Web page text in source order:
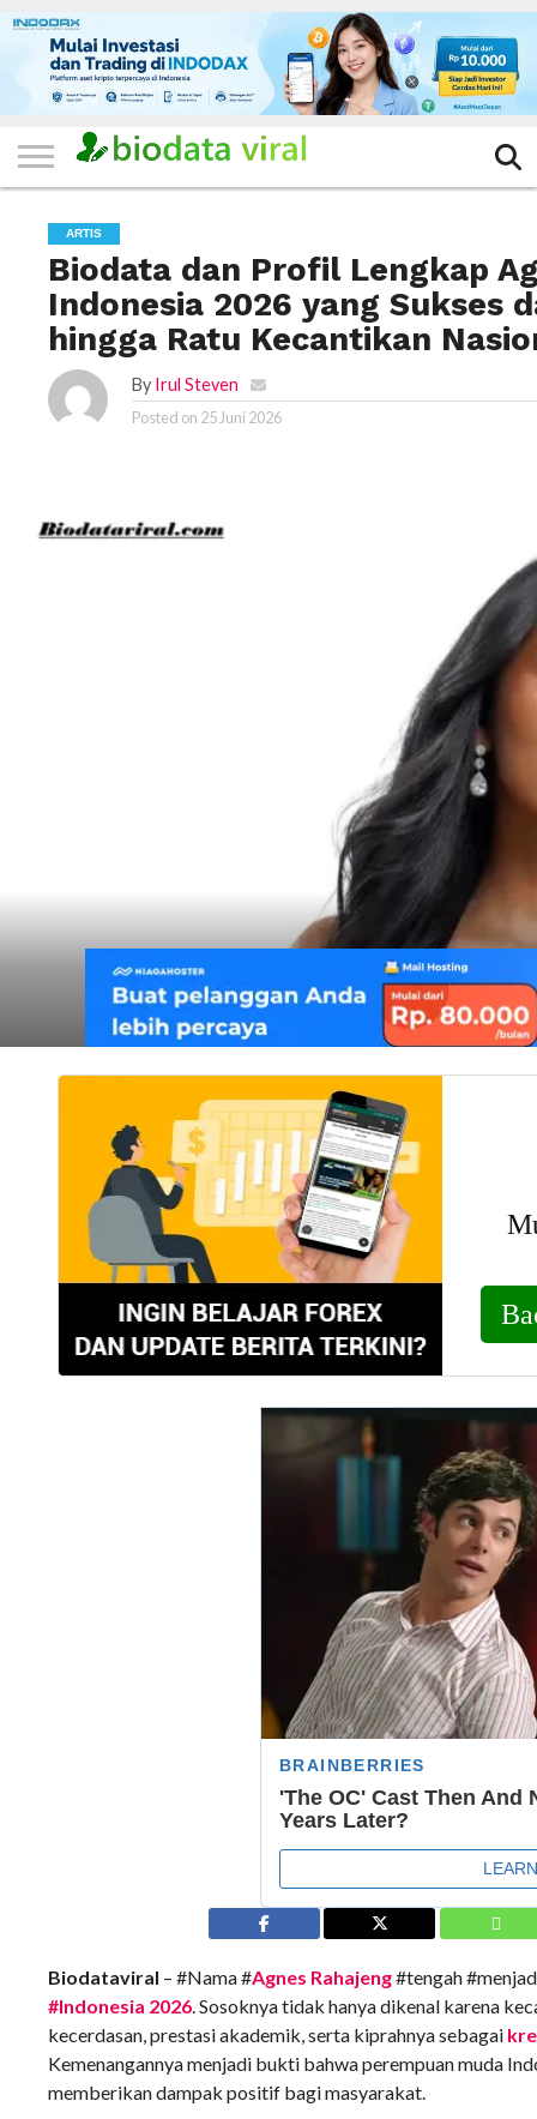
HOME
FILTER
KATEGORI
IKLAN
TERVIRAL
TRADING
KOMUNITAS
BERITA
BISNIS
LAINNYA
ARTIS
Biodata dan Profil Lengkap
Indonesia 2026 yang Sukses
hingga Ratu Kecantikan
By Irul Steven
Posted on 25 Juni 2026
Biodataviral – #Nama #Agnes Rahajeng#tengah
#Indonesia 2026 . Sosoknya tidak hanya dikenal karena
kecerdasan, prestasi akademik, serta kiprahnya sebagai
Kemenangannya menjadi bukti bahwa perempuan muda
memberikan dampak positif bagi masyarakat.